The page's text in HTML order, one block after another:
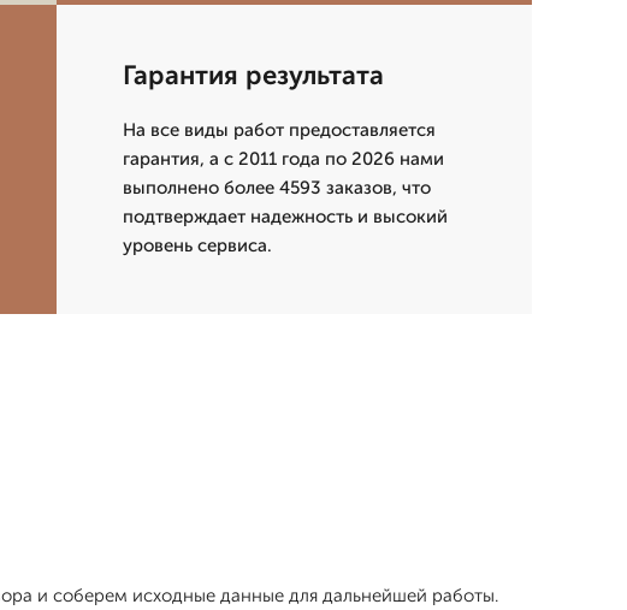
Гарантия результата
На все виды работ предоставляется
гарантия, а с 2011 года по 2026 нами
выполнено более 4593 заказов, что
подтверждает надежность и высокий
уровень сервиса.
и соберем исходные данные для дальнейшей работы.